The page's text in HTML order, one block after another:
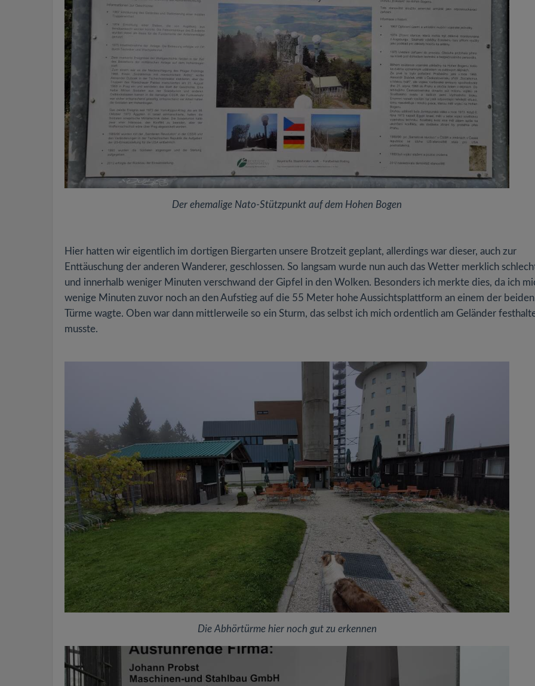
Der ehemalige Nato-Stützpunkt auf dem Hohen Bogen
Hier hatten wir eigentlich im dortigen Biergarten unsere Brotzeit geplant, allerdings war dieser, auch zur
Enttäuschung der anderen Wanderer, geschlossen. So langsam wurde nun auch das Wetter merklich
und innerhalb weniger Minuten verschwand der Gipfel in den Wolken. Besonders ich merkte dies, da ich
wenige Minuten zuvor noch an den Aufstieg auf die 55 Meter hohe Aussichtsplattform an einem der beiden
Türme wagte. Oben war dann mittlerweile so ein Sturm, das selbst ich mich ordentlich am Geländer
musste.
Die Abhörtürme hier noch gut zu erkennen